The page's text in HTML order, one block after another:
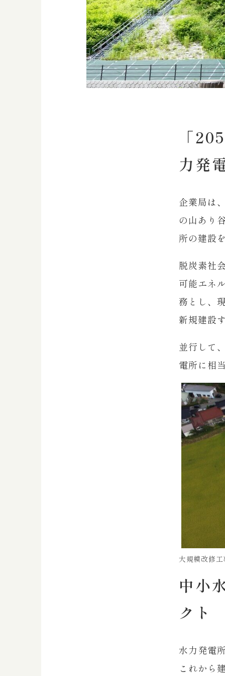
「
力発
企業局は
の山あり
所の建設
脱炭素社
可能エネ
務とし、
新規建設
並行して
電所に相
大規模改修
中小
クト
水力発電
これから